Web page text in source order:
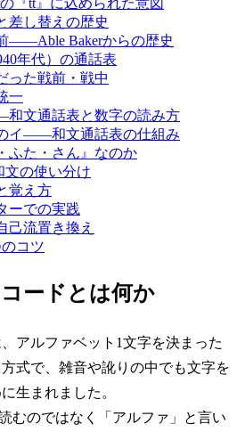
差し替えの歴史
――Able Bakerからの歴史
年代）の通話表
った戦前・戦中
一
文通話表と数字の読み方
イ――和文通話表の仕組み
ふた・さん』なのか
文の使い分け
覚え方
ーでの実践
己流置き換え
コツ
ードとは何か
アルファベット1文字を決まった
式で、雑音や訛りの中でも文字を
生まれました。
むのではなく「アルファ」と言い